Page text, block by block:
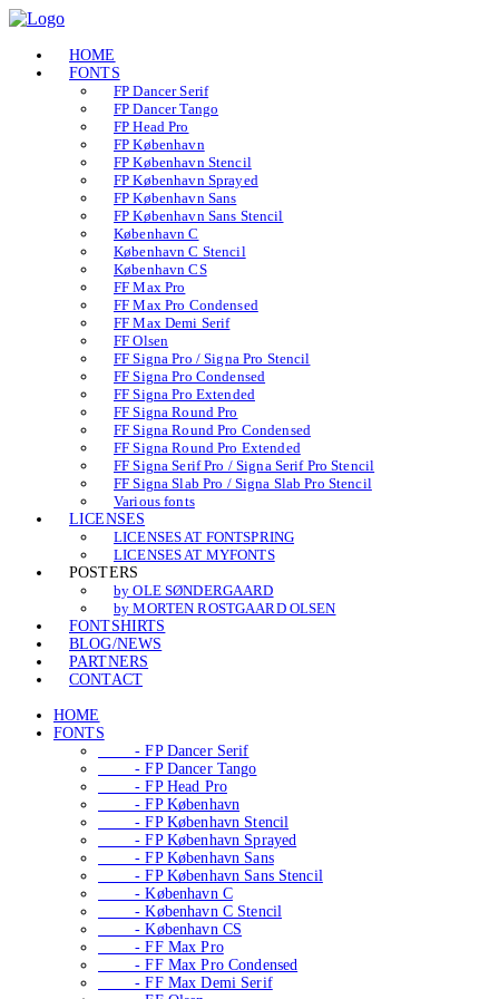
HOME
FONTS
FP Dancer Serif
FP Dancer Tango
FP Head Pro
FP København
FP København Stencil
FP København Sprayed
FP København Sans
FP København Sans Stencil
København C
København C Stencil
København CS
FF Max Pro
FF Max Pro Condensed
FF Max Demi Serif
FF Olsen
FF Signa Pro / Signa Pro Stencil
FF Signa Pro Condensed
FF Signa Pro Extended
FF Signa Round Pro
FF Signa Round Pro Condensed
FF Signa Round Pro Extended
FF Signa Serif Pro / Signa Serif Pro Stencil
FF Signa Slab Pro / Signa Slab Pro Stencil
Various fonts
LICENSES
LICENSES AT FONTSPRING
LICENSES AT MYFONTS
POSTERS
by OLE SØNDERGAARD
by MORTEN ROSTGAARD OLSEN
FONTSHIRTS
BLOG/NEWS
PARTNERS
CONTACT
HOME
FONTS
- FP Dancer Serif
- FP Dancer Tango
- FP Head Pro
- FP København
- FP København Stencil
- FP København Sprayed
- FP København Sans
- FP København Sans Stencil
- København C
- København C Stencil
- København CS
- FF Max Pro
- FF Max Pro Condensed
- FF Max Demi Serif